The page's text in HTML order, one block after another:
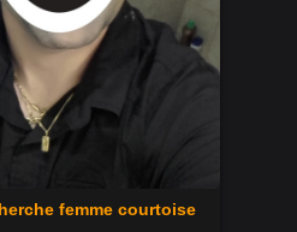
femme courtoise